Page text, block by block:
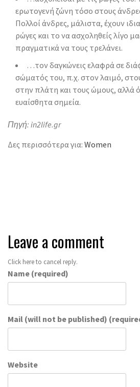
ερωτογενή ζώνη τόσο στους
Πολλοί άνδρες, μάλιστα, έχουν
ρώγες και το να ασχοληθείς λίγο
πραγματικά να τους τρελάνει.
…τον δαγκώνεις ελαφρά σε
σώματός του, π.χ. στον λαιμό,
στην πλάτη και τους ώμους, αλλά
ευαίσθητα σημεία.
Πηγή: in2life.gr
Δες περισσότερα για: Women
Leave a comment
Click here to cancel reply.
Name (required)
Mail (will not be published)
Website